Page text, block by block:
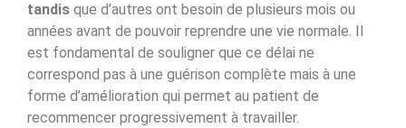
tandis que d’autres ont besoin de plusieurs mois ou
années avant de pouvoir reprendre une vie normale. Il
est fondamental de souligner que ce délai ne
correspond pas à une guérison complète mais à une
forme d’amélioration qui permet au patient de
recommencer progressivement à travailler.